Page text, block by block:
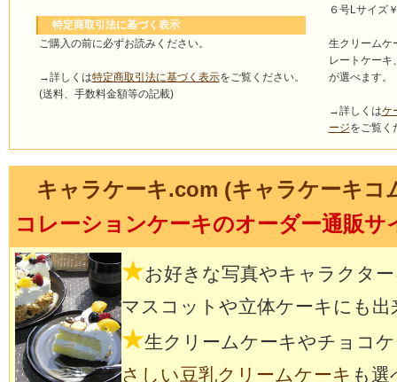
特定商取引法に基づく表示
ご購入の前に必ずお読みください。
→詳しくは特定商取引法に基づく表示をご覧ください。
(送料、手数料金額等の記載)
６号Lサイズ
生クリームケ
レートケーキ
が選べます。
→詳しくはケ
ージをご覧く
キャラケーキ.com (キャラケーキコ
コレーションケーキのオーダー通販サ
★お好きな写真やキャラクタ
マスコットや立体ケーキにも出
★生クリームケーキやチョコ
さしい豆乳クリームケーキ も選